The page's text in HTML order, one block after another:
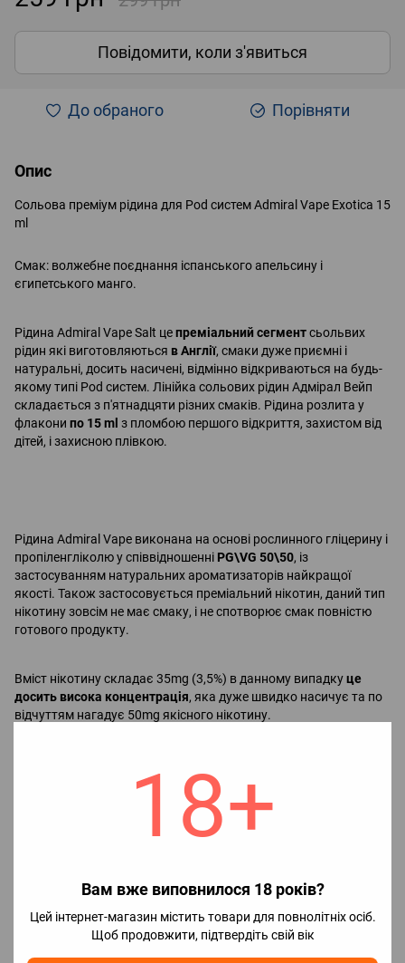
18+
Вам вже виповнилося 18 років?
Цей інтернет-магазин містить товари для повнолітніх осіб.
Щоб продовжити, підтвердіть свій вік
Повідомити, коли з'явиться
До обраного Порівняти
Опис
Сольова преміум рідина для Pod систем Admiral Vape Exotica 15
ml
Смак: волжебне поєднання іспанського апельсину і
єгипетського манго.
Рідина Admiral Vape Salt цепреміальний сегментсьольвих
рідин які виготовляються в Англії, смаки дуже приємні і
натуральні, досить насичені, відмінно відкриваються на будь-
якому типі Pod систем. Лінійка сольових рідин Адмірал Вейп
складається з п'ятнадцяти різних смаків. Рідина розлита у
флакони по 15 ml з пломбою першого відкриття, захистом від
дітей, і захисною плівкою.
Рідина Admiral Vape виконана на основі рослинного гліцерину і
пропіленгліколю у співвідношенні PG\VG 50\50, із
застосуванням натуральних ароматизаторів найкращої
якості. Також застосовується преміальний нікотин, даний тип
нікотину зовсім не має смаку, і не спотворює смак повністю
готового продукту.
Вміст нікотину складає 35mg (3,5%) в данному випадкуце
досить висока концентрація, яка дуже швидко насичує та по
відчуттям нагадує 50mg якісного нікотину.
використовувати на потужних вейп-
пристроях, рекомендовано застосовувати тільки на Pod
🌏Країна
Англія